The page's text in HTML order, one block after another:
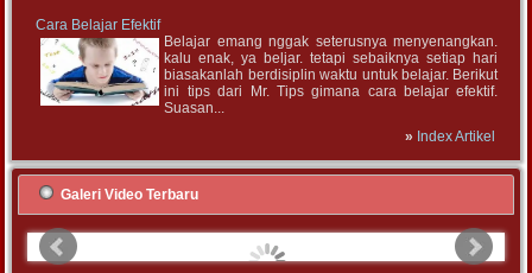
Cara Belajar Efektif
Belajar emang nggak seterusnya menyenangkan.
kalu enak, ya beljar. tetapi sebaiknya setiap hari
biasakanlah berdisiplin waktu untuk belajar. Berikut
ini tips dari Mr. Tips gimana cara belajar efektif.
Suasan...
» Index Artikel
Galeri Video Terbaru
Kemeriahan 17 Agustus SDN 50